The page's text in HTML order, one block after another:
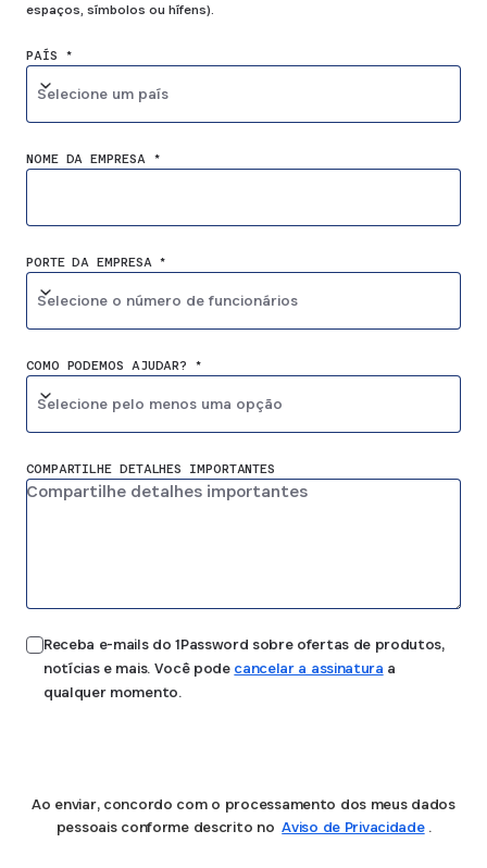
espaços, símbolos ou hífens).
PAÍS *
Selecione um país
NOME DA EMPRESA *
PORTE DA EMPRESA *
Selecione o número de funcionários
COMO PODEMOS AJUDAR? *
Selecione pelo menos uma opção
COMPARTILHE DETALHES IMPORTANTES
Receba e-mails do 1Password sobre ofertas de produtos,
notícias e mais. Você pode cancelar a assinatura a
qualquer momento.
Ao enviar, concordo com o processamento dos meus dados
pessoais conforme descrito no Aviso de Privacidade .